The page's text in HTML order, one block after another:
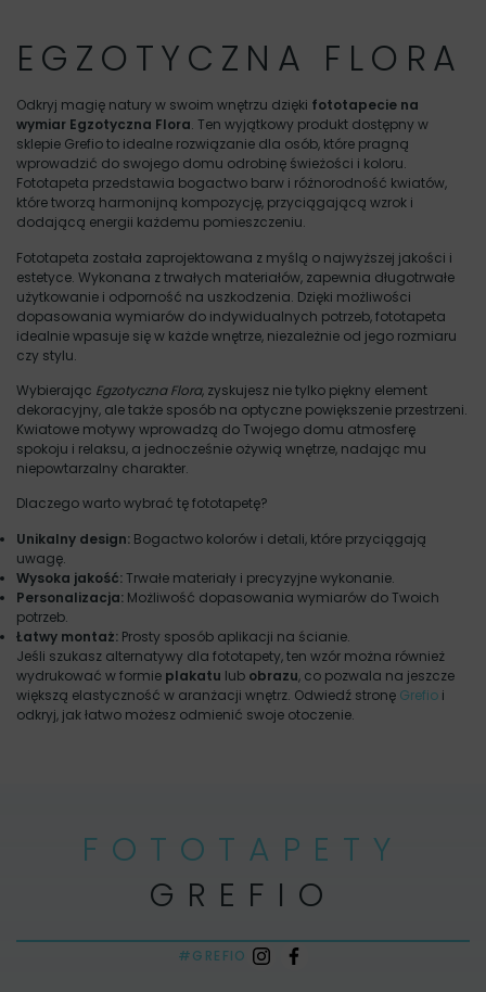
EGZOTYCZNA FLORA
Odkryj magię natury w swoim wnętrzu dzięki fototapecie na
wymiar Egzotyczna Flora. Ten wyjątkowy produkt dostępny w
sklepie Grefio to idealne rozwiązanie dla osób, które pragną
wprowadzić do swojego domu odrobinę świeżości i koloru.
Fototapeta przedstawia bogactwo barw i różnorodność kwiatów,
które tworzą harmonijną kompozycję, przyciągającą wzrok i
dodającą energii każdemu pomieszczeniu.
Fototapeta została zaprojektowana z myślą o najwyższej jakości i
estetyce. Wykonana z trwałych materiałów, zapewnia długotrwałe
użytkowanie i odporność na uszkodzenia. Dzięki możliwości
dopasowania wymiarów do indywidualnych potrzeb, fototapeta
idealnie wpasuje się w każde wnętrze, niezależnie od jego rozmiaru
czy stylu.
Wybierając Egzotyczna Flora, zyskujesz nie tylko piękny element
dekoracyjny, ale także sposób na optyczne powiększenie przestrzeni.
Kwiatowe motywy wprowadzą do Twojego domu atmosferę
spokoju i relaksu, a jednocześnie ożywią wnętrze, nadając mu
niepowtarzalny charakter.
Dlaczego warto wybrać tę fototapetę?
Unikalny design: Bogactwo kolorów i detali, które przyciągają
uwagę.
Wysoka jakość:Trwałe materiały i precyzyjne wykonanie.
Personalizacja: Możliwość dopasowania wymiarów do Twoich
potrzeb.
Łatwy montaż: Prosty sposób aplikacji na ścianie.
Jeśli szukasz alternatywy dla fototapety, ten wzór można również
wydrukować w formie plakatu lub obrazu, co pozwala na jeszcze
większą elastyczność w aranżacji wnętrz. Odwiedź stronę Grefio i
odkryj, jak łatwo możesz odmienić swoje otoczenie.
FOTOTAPETY
GREFIO
#GREFIO